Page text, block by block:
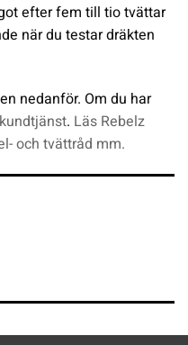
efter fem till tio tvättar
när du testar dräkten
nedanför. Om du har
kundtjänst. Läs Rebelz
och tvättråd mm.